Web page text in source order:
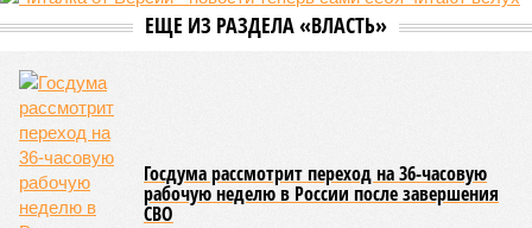
ЕЩЕ ИЗ РАЗДЕЛА «ВЛАСТЬ»
Госдума рассмотрит переход на 36-часовую
рабочую неделю в России после завершения
СВО